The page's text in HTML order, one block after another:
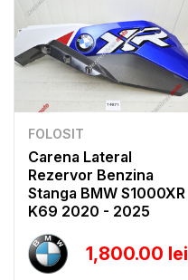
FOLOSIT
Carena Lateral
Rezervor Benzina
Stanga BMW S1000XR
K69 2020 - 2025
1,800.00 lei